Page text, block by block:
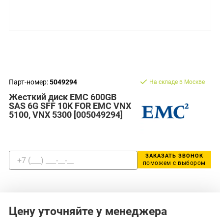
Парт-номер:5049294
Жесткий диск EMC 600GB
SAS 6G SFF 10K FOR EMC VNX
5100, VNX 5300 [005049294]
На складе в Москве
ЗАКАЗАТЬ ЗВОНОК
поможем с выбором
Цену уточняйте у менеджера